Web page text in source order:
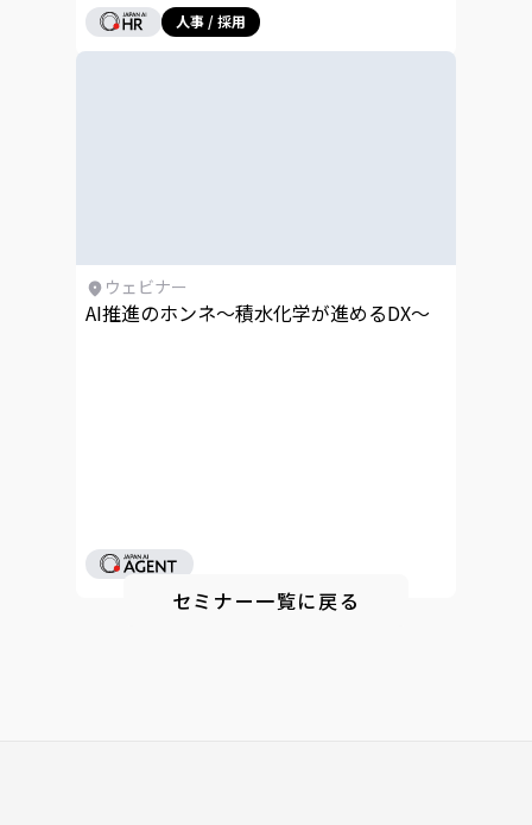
人事 / 採用
ウェビナー
AI推進のホンネ～積水化学が進めるDX～
セミナー一覧に戻る